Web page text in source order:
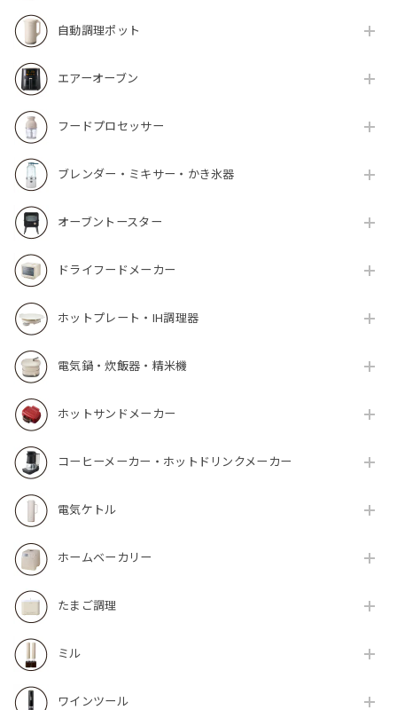
自動調理ポット
エアーオーブン
フードプロセッサー
ブレンダー・ミキサー・かき氷器
オーブントースター
ドライフードメーカー
ホットプレート・IH調理器
電気鍋・炊飯器・精米機
ホットサンドメーカー
コーヒーメーカー・ホットドリンクメーカー
電気ケトル
ホームベーカリー
たまご調理
ミル
ワインツール